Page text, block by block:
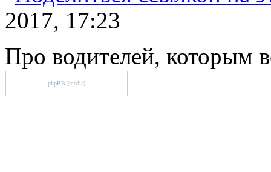
2017, 17:23
Про водителей, которым
phpBB [media]